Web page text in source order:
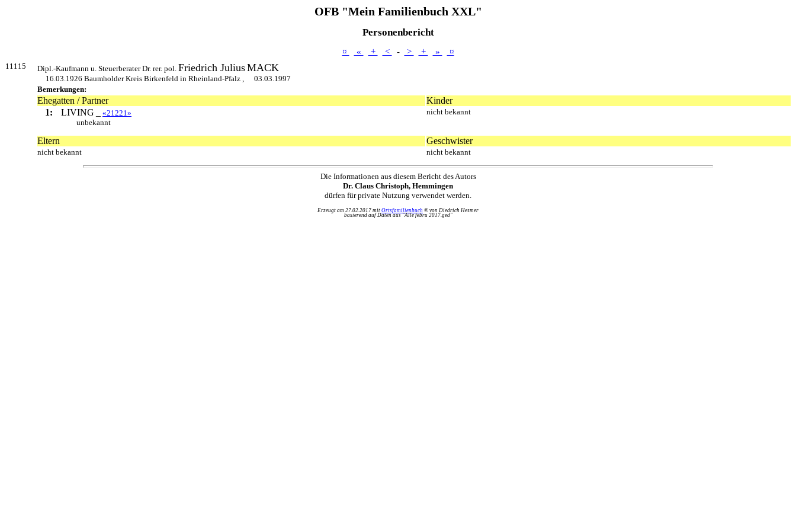
OFB "Mein Familienbuch XXL"
Personenbericht
¤ « + < - > + » ¤
11115 Dipl.-Kaufmann u. Steuerberater Dr. rer. pol. Friedrich JuliusMACK
16.03.1926 Baumholder Kreis Birkenfeld in Rheinland-Pfalz ,
03.03.1997
Bemerkungen:
Ehegatten / Partner
Kinder
1:
LIVING
«21221»
unbekannt
nicht bekannt
Eltern Geschwister
nicht bekannt nicht bekannt
Die Informationen aus diesem Bericht des Autors
Dr. Claus Christoph, Hemmingen
dürfen für private Nutzung verwendet werden.
Erzeugt am 27.02.2017 mit Ortsfamilienbuch © von Diedrich Hesmer
basierend auf Daten aus "Alle febru 2017.ged"